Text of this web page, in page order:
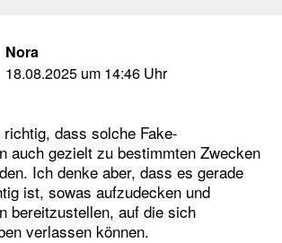
Nora
18.08.2025 um 14:46 Uhr
dass solche Fake-
auch gezielt zu bestimmten Zwecken
Ich denke aber, dass es gerade
ist, sowas aufzudecken und
bereitzustellen, auf die sich
verlassen können.